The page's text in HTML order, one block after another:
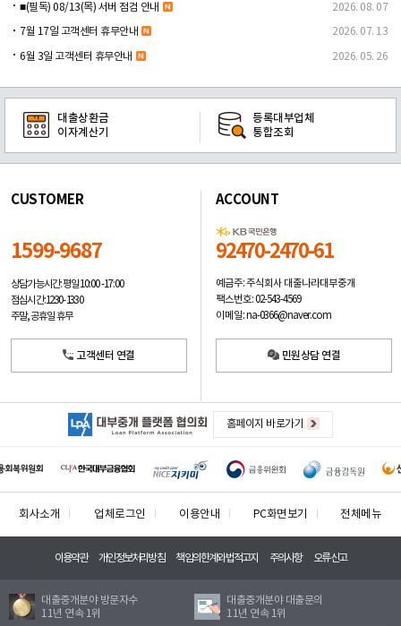
■(필독) 08/13(목) 서버 점검 안내 2026. 08. 07
7월 17일 고객센터 휴무안내 2026. 07. 13
6월 3일 고객센터 휴무안내 2026. 05. 26
대출상환금
이자계산기
등록대부업체
통합조회
CUSTOMER
1599-9687
상담가능시간: 평일10:00 -17:00
점심시간: 12:30 - 13:30
주말, 공휴일 휴무
고객센터 연결
ACCOUNT
92470-2470-61
예금주: 주식회사 대출나라대부중개
팩스번호: 02-543-4569
이메일: na-0366@naver.com
민원상담 연결
홈페이지 바로가기
회사소개 업체로그인 이용안내 PC화면보기 전체메뉴
이용약관 개인정보처리방침 책임의한계와법적고지 주의사항 오류신고
대출중개분야 방문자수
11년 연속 1위
대출중개분야 대출문의
11년 연속 1위